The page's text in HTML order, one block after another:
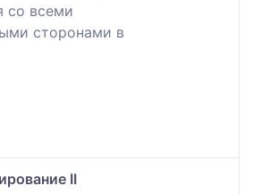
со всеми
сторонами в
ІІ